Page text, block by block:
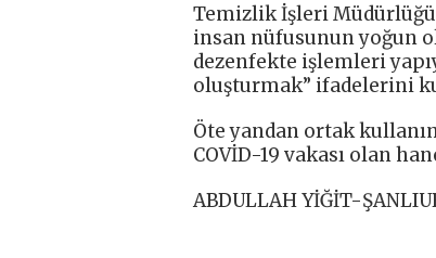
Temizlik İşleri
insan nüfusunun yoğun
dezenfekte işlemleri
oluşturmak” ifadelerini
Öte yandan ortak
COVİD-19 vakası olan
ABDULLAH YİĞİT-